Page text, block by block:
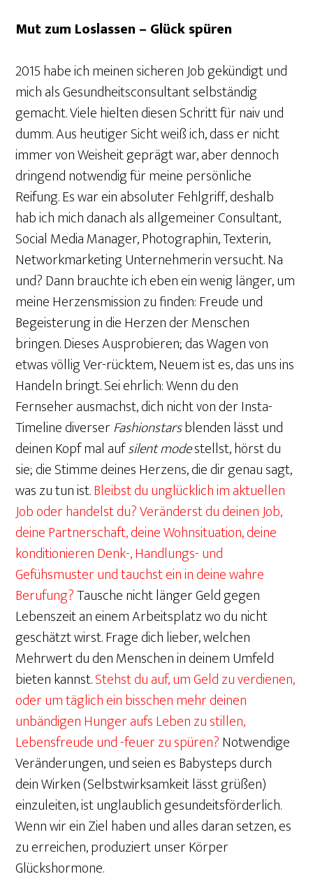
Mut zum Loslassen – Glück spüren
2015 habe ich meinen sicheren Job gekündigt und
mich als Gesundheitsconsultant selbständig
gemacht. Viele hielten diesen Schritt für naiv und
dumm. Aus heutiger Sicht weiß ich, dass er nicht
immer von Weisheit geprägt war, aber dennoch
dringend notwendig für meine persönliche
Reifung. Es war ein absoluter Fehlgriff, deshalb
hab ich mich danach als allgemeiner Consultant,
Social Media Manager, Photographin, Texterin,
Networkmarketing Unternehmerin versucht. Na
und? Dann brauchte ich eben ein wenig länger, um
meine Herzensmission zu finden: Freude und
Begeisterung in die Herzen der Menschen
bringen. Dieses Ausprobieren; das Wagen von
etwas völlig Ver-rücktem, Neuem ist es, das uns ins
Handeln bringt. Sei ehrlich: Wenn du den
Fernseher ausmachst, dich nicht von der Insta-
Timeline diverserFashionstarsblenden lässt und
deinen Kopf mal aufsilent modestellst, hörst du
sie; die Stimme deines Herzens, die dir genau sagt,
was zu tun ist.Bleibst du unglücklich im aktuellen
Job oder handelst du? Veränderst du deinen Job,
deine Partnerschaft, deine Wohnsituation, deine
konditionieren Denk-, Handlungs- und
Gefühsmuster und tauchst ein in deine wahre
Berufung?Tausche nicht länger Geld gegen
Lebenszeit an einem Arbeitsplatz wo du nicht
geschätzt wirst. Frage dich lieber, welchen
Mehrwert du den Menschen in deinem Umfeld
bieten kannst.Stehst du auf, um Geld zu verdienen,
oder um täglich ein bisschen mehr deinen
unbändigen Hunger aufs Leben zu stillen,
Lebensfreude und -feuer zu spüren?Notwendige
Veränderungen, und seien es Babysteps durch
dein Wirken (Selbstwirksamkeit lässt grüßen)
einzuleiten, ist unglaublich gesundeitsförderlich.
Wenn wir ein Ziel haben und alles daran setzen, es
zu erreichen, produziert unser Körper
Glückshormone.